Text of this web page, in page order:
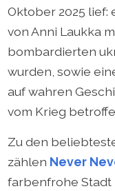
Oktober 2025 lief:
von Anni Laukka
bombardierten
wurden, sowie
auf wahren
vom Krieg
Zu den
zählen Never
farbenfrohe Stadt